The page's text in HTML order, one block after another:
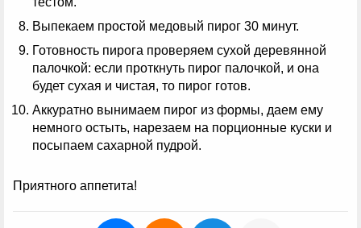
Выпекаем простой медовый пирог 30 минут.
Готовность пирога проверяем сухой деревянной
палочкой: если проткнуть пирог палочкой, и она
будет сухая и чистая, то пирог готов.
Аккуратно вынимаем пирог из формы, даем ему
немного остыть, нарезаем на порционные куски и
посыпаем сахарной пудрой.
Приятного аппетита!